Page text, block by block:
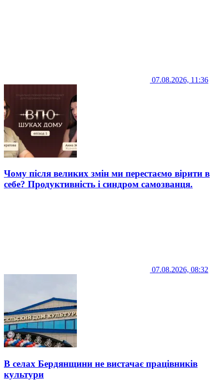
07.08.2026, 11:36
Чому після великих змін ми перестаємо вірити в
себе? Продуктивність і синдром самозванця.
07.08.2026, 08:32
В селах Бердянщини не вистачає працівників
культури